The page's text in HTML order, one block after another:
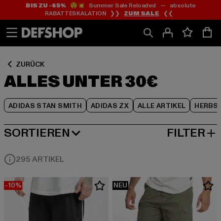
Zum
Inhalt
springen
Zum
Fußzeile
springen
BIS ZU -65%😲💥 Summer Sale Reloaded — absolute
RABATTESKALATION ❯❯ ZUM SALE ❮❮
ZURÜCK
ALLES UNTER 30€
ADIDAS STAN SMITH ADIDAS ZX ALLE ARTIKEL
Zum
Produktraster
springen
SORTIEREN
BELIEBTESTE FILTER
295 ARTIKEL
-10% NEU